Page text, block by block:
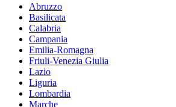
Abruzzo
Basilicata
Calabria
Campania
Emilia-Romagna
Friuli-Venezia Giulia
Lazio
Liguria
Lombardia
Marche